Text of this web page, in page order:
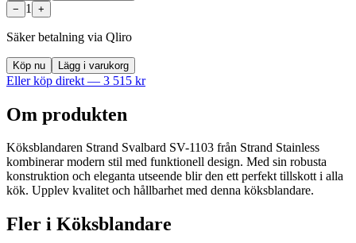
−
1 +
Säker betalning via Qliro
Köp nu Lägg i varukorg
Eller köp direkt — 3 515 kr
Om produkten
Köksblandaren Strand Svalbard SV-1103 från Strand Stainless
kombinerar modern stil med funktionell design. Med sin robusta
konstruktion och eleganta utseende blir den ett perfekt tillskott i alla
kök. Upplev kvalitet och hållbarhet med denna köksblandare.
Fler i Köksblandare